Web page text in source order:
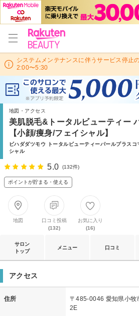
システムメンテナンスに伴うサービス停止
2:00〜5:30
地図・アクセス
美肌脱毛&トータルビューティー
【小顔/痩身/フェイシャル】
ビハダダツモウ トータルビューティーパールプラス
シャル
5.0 (132件)
ポイントが貯まる・使える
地図
口コミ投稿
(132)
お気に入り
(16)
サロン
トップ
メニュー 口コミ
アクセス
住所
〒485-0046 愛知県小牧
2E